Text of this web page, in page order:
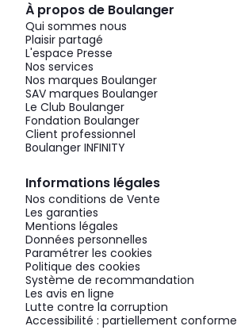
À propos de Boulanger
Qui sommes nous
Plaisir partagé
L'espace Presse
Nos services
Nos marques Boulanger
SAV marques Boulanger
Le Club Boulanger
Fondation Boulanger
Client professionnel
Boulanger INFINITY
Informations légales
Nos conditions de Vente
Les garanties
Mentions légales
Données personnelles
Paramétrer les cookies
Politique des cookies
Système de recommandation
Les avis en ligne
Lutte contre la corruption
Accessibilité : partiellement conforme